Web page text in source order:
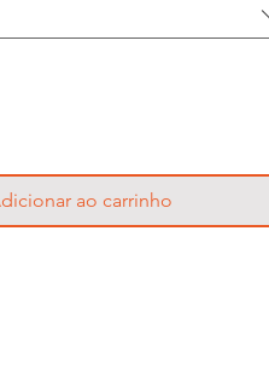
ao carrinho